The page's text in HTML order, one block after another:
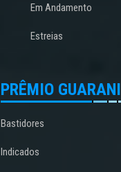
Em Andamento
Estreias
PRÊMIO GUARANI
Bastidores
Indicados